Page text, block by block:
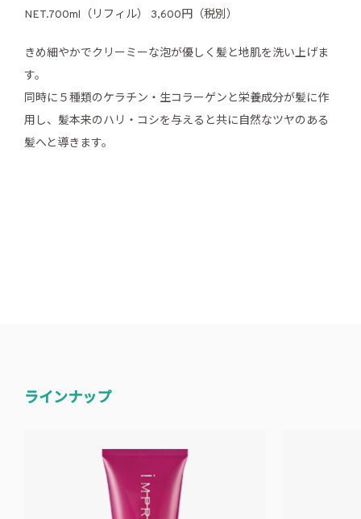
NET.700ml（リフィル） 3,600円（税別）
きめ細やかでクリーミーな泡が優しく髪と地肌を洗い上げま
す。
同時に５種類のケラチン・生コラーゲンと栄養成分が髪に作
用し、髪本来のハリ・コシを与えると共に自然なツヤのある
髪へと導きます。
ラインナップ